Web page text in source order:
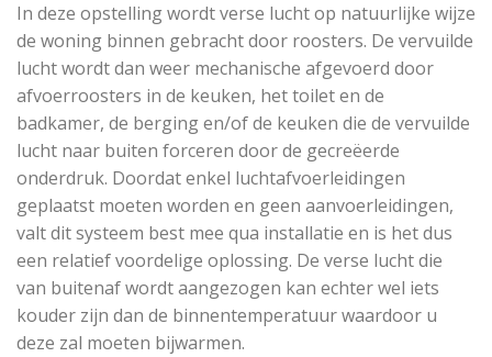
In deze opstelling wordt verse lucht op natuurlijke wijze
de woning binnen gebracht door roosters. De vervuilde
lucht wordt dan weer mechanische afgevoerd door
afvoerroosters in de keuken, het toilet en de
badkamer, de berging en/of de keuken die de vervuilde
lucht naar buiten forceren door de gecreëerde
onderdruk. Doordat enkel luchtafvoerleidingen
geplaatst moeten worden en geen aanvoerleidingen,
valt dit systeem best mee qua installatie en is het dus
een relatief voordelige oplossing. De verse lucht die
van buitenaf wordt aangezogen kan echter wel iets
kouder zijn dan de binnentemperatuur waardoor u
deze zal moeten bijwarmen.